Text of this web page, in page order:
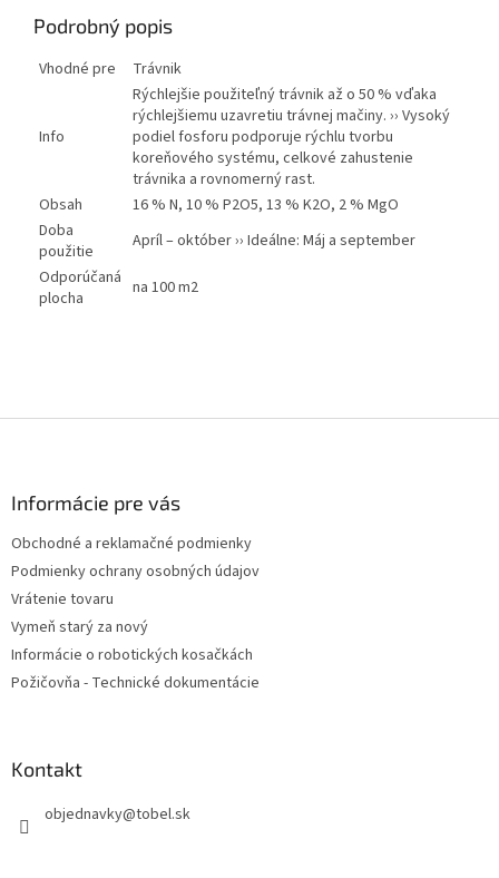
Podrobný popis
Vhodné pre Trávnik
Info
Rýchlejšie použiteľný trávnik až o 50 % vďaka
rýchlejšiemu uzavretiu trávnej mačiny. ›› Vysoký
podiel fosforu podporuje rýchlu tvorbu
koreňového systému, celkové zahustenie
trávnika a rovnomerný rast.
Obsah
16 % N, 10 % P2O5, 13 % K2O, 2 % MgO
Doba
použitie
Apríl – október ›› Ideálne: Máj a september
Odporúčaná
plocha
na 100 m2
Informácie pre vás
Obchodné a reklamačné podmienky
Podmienky ochrany osobných údajov
Vrátenie tovaru
Vymeň starý za nový
Informácie o robotických kosačkách
Požičovňa - Technické dokumentácie
Kontakt
objednavky@tobel.sk